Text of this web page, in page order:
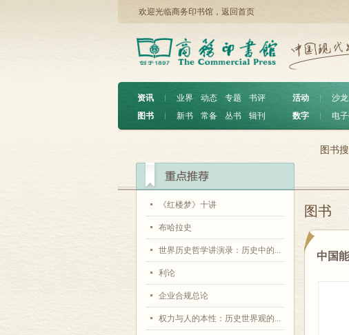
欢迎光临商务印书馆， 返回首页
资讯 ︱ 业界 动态 专题
书评
图书
︱ 新书 常备 丛书 辑刊
活动 沙龙
数字
电
《红楼梦》十讲
布哈拉史
世界历史哲学讲演录：历史中的...
利论
企业合规总论
权力与人的本性：历史世界观的...
图书搜
图书
中国